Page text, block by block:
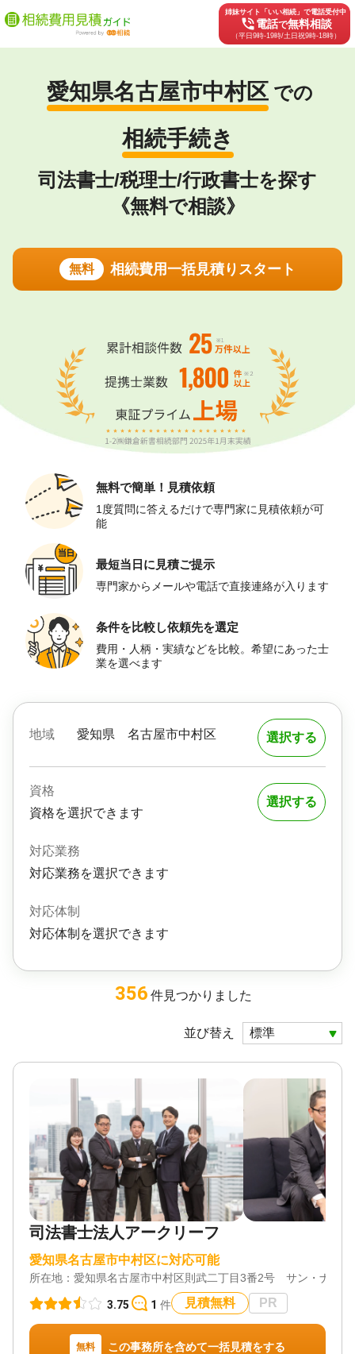
姉妹サイト「いい相続」で電話受付中
phone_in_talk電話で無料相談
（平日9時-19時/土日祝9時-18時）
愛知県名古屋市中村区 での
相続手続き
司法書士/税理士/行政書士を探す
《無料で相談》
無料 相続費用一括見積りスタート
無料で簡単！ 見積依頼
1度質問に答えるだけで専門家に見積依頼が可
能
最短当日に 見積ご提示
専門家からメールや電話で直接連絡が入ります
条件を比較し依頼先を選定
費用・人柄・実績などを比較。希望にあった士
業を選べます
地域 愛知県 名古屋市中村区 選択する
資格
資格を選択できます
対応業務
対応業務を選択できます
対応体制
対応体制を選択できます
選択する
356 件見つかりました
並び替え
司法書士法人アークリーフ
愛知県名古屋市中村区に対応可能
所在地： 愛知県名古屋市中村区則武二丁目3番2号 サン・ナゴヤ
3.75 1 件 見積無料 PR
無料 この事務所を含めて一括見積をする